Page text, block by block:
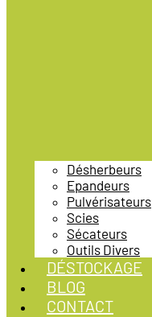
Désherbeurs
Epandeurs
Pulvérisateurs
Scies
Sécateurs
Outils Divers
DÉSTOCKAGE
BLOG
CONTACT